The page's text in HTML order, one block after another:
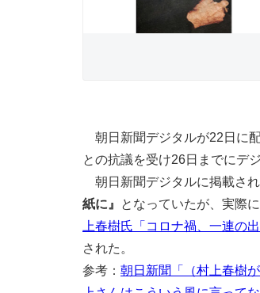
朝日新聞デジタルが22日に
との抗議を受け26日までにデ
朝日新聞デジタルに掲載さ
紙に』
となっていたが、実際
上春樹氏「コロナ禍、一連の
された。
参考： 朝日新聞「（村上春樹